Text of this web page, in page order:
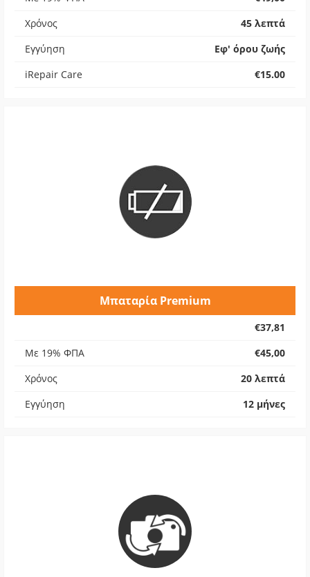
Χρόνος
45 λεπτά
Εγγύηση
Εφ' όρου ζωής
iRepair Care
€15.00
Μπαταρία Premium
€37,81
Με 19% ΦΠΑ
€45,00
Χρόνος
20 λεπτά
Εγγύηση
12 μήνες